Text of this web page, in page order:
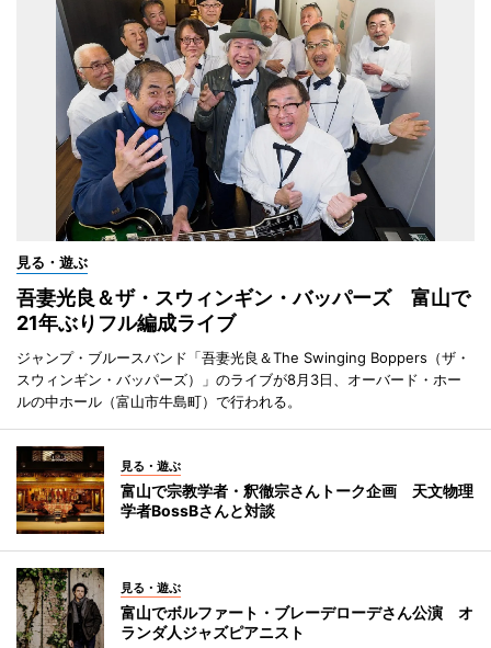
見る・遊ぶ
吾妻光良＆ザ・スウィンギン・バッパーズ 富山で
21年ぶりフル編成ライブ
ジャンプ・ブルースバンド「吾妻光良＆The Swinging Boppers（ザ・
スウィンギン・バッパーズ）」のライブが8月3日、オーバード・ホー
ルの中ホール（富山市牛島町）で行われる。
見る・遊ぶ
富山で宗教学者・釈徹宗さんトーク企画 天文物理
学者BossBさんと対談
見る・遊ぶ
富山でボルファート・ブレーデローデさん公演 オ
ランダ人ジャズピアニスト